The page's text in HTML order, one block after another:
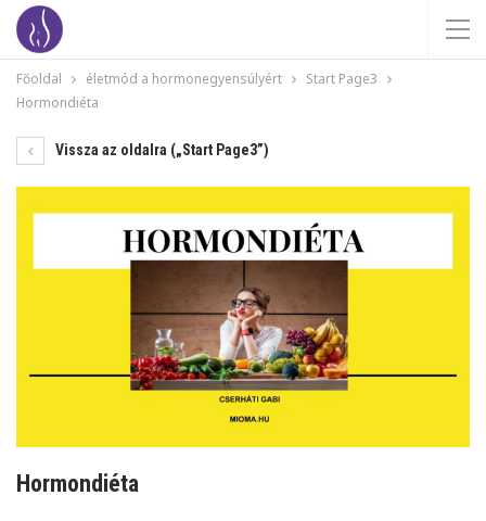
Főoldal életmód a hormonegyensúlyért
Start Page3
Hormondiéta
Vissza az oldalra („Start Page3”)
Hormondiéta